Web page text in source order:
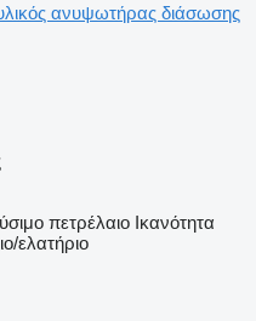
ανυψωτήρας διάσωσης
πετρέλαιο Ικανότητα
ελατήριο